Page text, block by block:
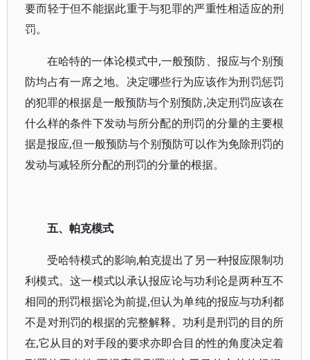
要而轻于但不能据此重于与犯罪的严重性相适应的刑
罚。
在哈特的一体论模式中,一般预防、报应与个别预
防均占有一席之地。决定哪些行为应该作为刑罚惩罚
的犯罪的根据是一般预防与个别预防,决定刑罚应该在
什么样的条件下发动与所分配的刑罚的分量的主要根
据是报应,但一般预防与个别预防可以作为免除刑罚的
发动与减轻所分配的刑罚的分量的根据。
五、帕克模式
受哈特模式的影响,帕克提出了另一种报应限制功
利模式。这一模式以承认报应论与功利论是两种互不
相同的刑罚根据论为前提,但认为单纯的报应与功利都
不是对刑罚的根据的完整解释。功利是刑罚的目的所
在,它从目的对手段的要求亦即合目的性的角度决定着